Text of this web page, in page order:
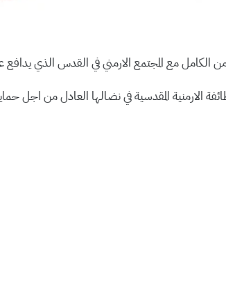
مع المجتمع الارمني في القدس الذي يدافع
الارمنية المقدسية في نضالها العادل من اجل